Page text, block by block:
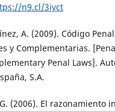
n9.cl/3iyct
A. (2009). Código
y Complementarias.
Penal Laws].
S.A.
(2006). El razonamiento